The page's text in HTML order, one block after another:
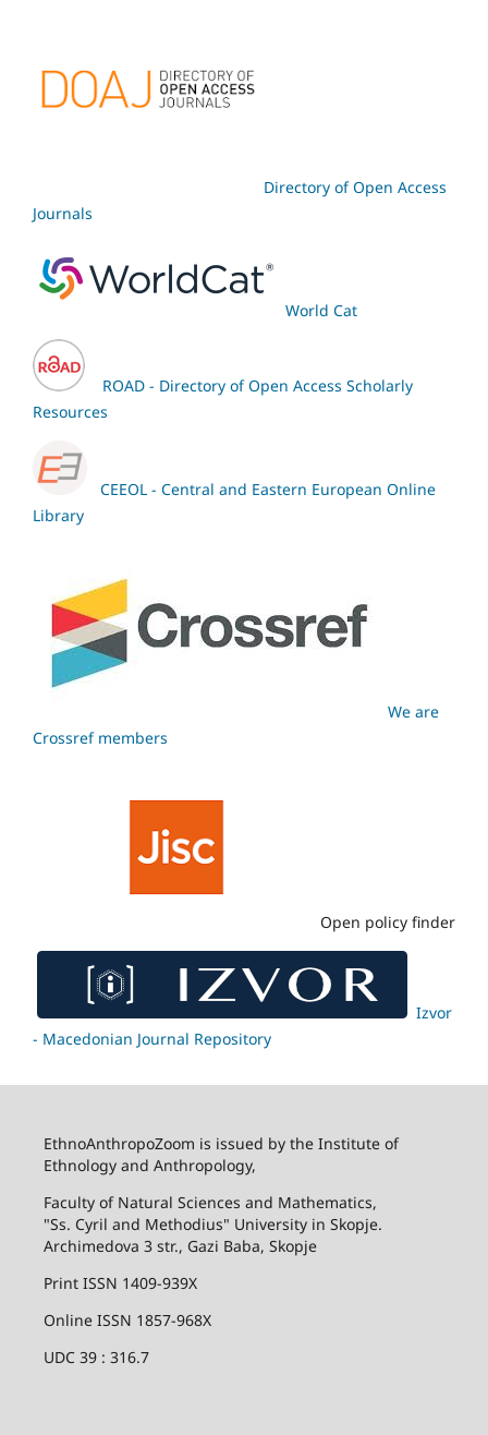
Directory of Open Access
Journals
World Cat
ROAD - Directory of Open Access Scholarly
Resources
CEEOL - Central and Eastern European Online
Library
We are
Crossref members
Open policy finder
Izvor
- Macedonian Journal Repository
EthnoAnthropoZoom is issued by the Institute of
Ethnology and Anthropology,
Faculty of Natural Sciences and Mathematics,
"Ss. Cyril and Methodius" University in Skopje.
Archimedova 3 str., Gazi Baba, Skopje
Print ISSN 1409-939X
Online ISSN 1857-968X
UDC 39 : 316.7